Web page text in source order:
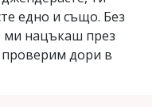
едно и също. Без
ми нацъкаш през
проверим дори в